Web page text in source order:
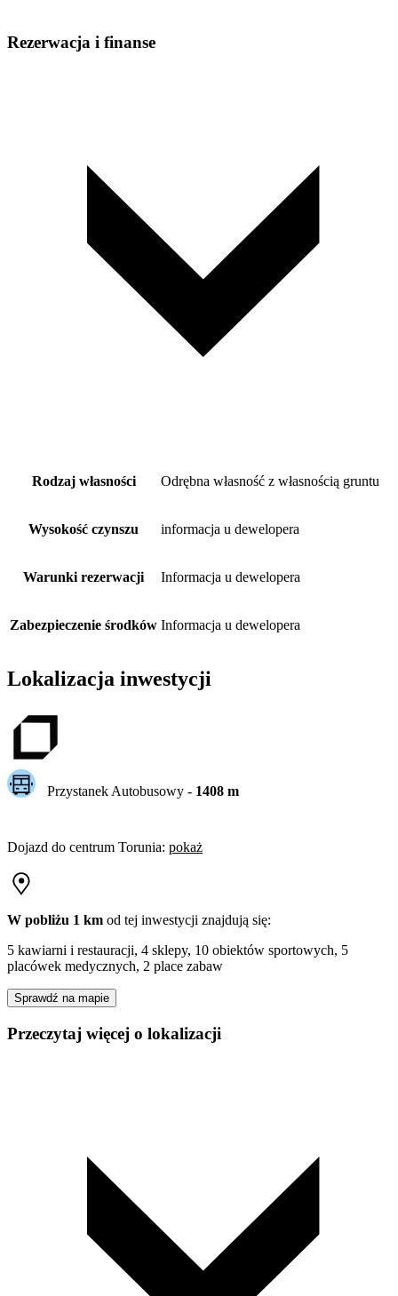
Rezerwacja i finanse
Rodzaj własności Odrębna własność z własnością gruntu
Wysokość czynszu informacja u dewelopera
Warunki rezerwacji Informacja u dewelopera
Zabezpieczenie środków Informacja u dewelopera
Lokalizacja inwestycji
Przystanek Autobusowy - 1408m
Dojazd do centrum Torunia: pokaż
W pobliżu 1 km od tej inwestycji znajdują się:
5 kawiarni i restauracji, 4 sklepy, 10 obiektów sportowych, 5
placówek medycznych, 2 place zabaw
Sprawdź na mapie
Przeczytaj więcej o lokalizacji